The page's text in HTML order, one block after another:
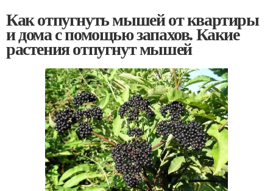
Как отпугнуть мышей от квартиры
и дома с помощью запахов. Какие
растения отпугнут мышей